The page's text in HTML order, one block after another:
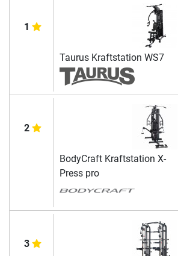
1
Taurus Kraftstation WS7
2
BodyCraft Kraftstation X-
Press pro
3